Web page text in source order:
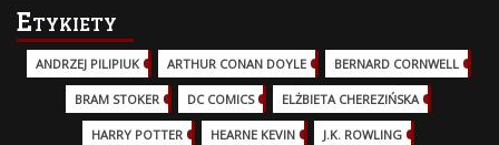
Etykiety
ANDRZEJ PILIPIUK (29)ARTHUR CONAN DOYLE BERNARD CORNWELL
BRAM STOKER DC COMICS (17)ELŻBIETA CHEREZIŃSKA
HARRY POTTER (13)HEARNE KEVIN J.K. ROWLING